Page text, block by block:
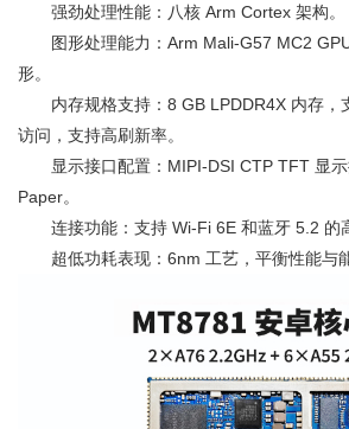
强劲处理性能：八核 Arm Cortex 架构。
图形处理能力：Arm Mali-G57 MC2 GPU
形。
内存规格支持：8 GB LPDDR4X 内存，
访问，支持高刷新率。
显示接口配置：MIPI-DSI CTP TFT 显示
Paper。
连接功能：支持 Wi-Fi 6E 和蓝牙 5.2 的
超低功耗表现：6nm 工艺，平衡性能与能